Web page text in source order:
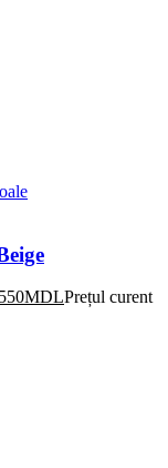
MDLPrețul curent